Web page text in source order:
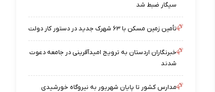
سیگار ضبط شد
تأمین زمین مسکن با ۶۳ شهرک جدید در دستور کار دولت
خبرنگاران اردستان به ترویج امیدآفرینی در جامعه دعوت
شدند
مدارس کشور تا پایان شهریور به نیروگاه خورشیدی